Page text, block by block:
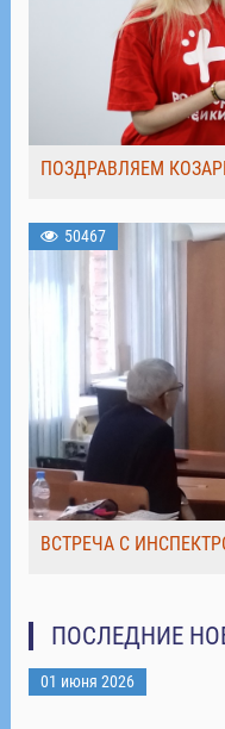
ПОЗДРАВЛЯЕМ
50467
ВСТРЕЧА С
ПОСЛЕДНИЕ
01 июня 2026